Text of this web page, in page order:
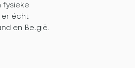
fysieke
er écht
en België.